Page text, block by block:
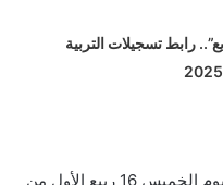
رابط تسجيلات التربية
تبدأ الإجازة المطولة الأولى من يوم الخميس 16 ربيع الأول من